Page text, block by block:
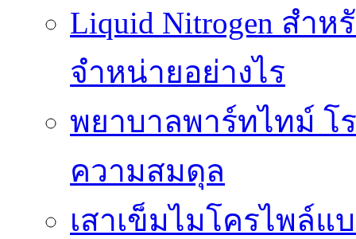
Liquid Nitrogen สำ
จำหน่ายอย่างไร
พยาบาลพาร์ทไทม์ โ
ความสมดุล
เสาเข็มไมโครไพล์